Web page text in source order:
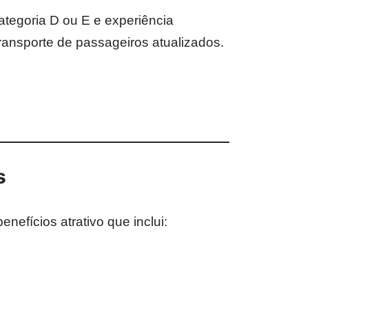
D ou E e experiência
de passageiros atualizados.
atrativo que inclui: